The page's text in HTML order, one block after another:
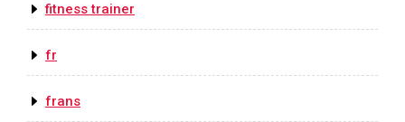
fitness trainer
fr
frans